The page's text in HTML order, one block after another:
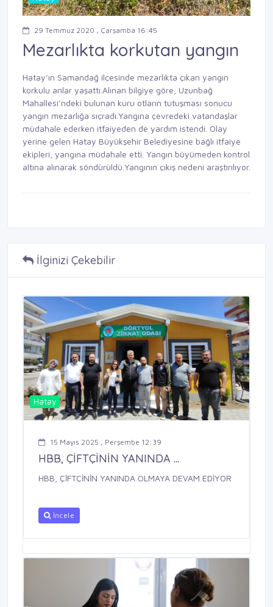
29 Temmuz 2020 , Çarşamba 16:45
Mezarlıkta korkutan yangın
Hatay’ın Samandağ ilçesinde mezarlıkta çıkan yangın
korkulu anlar yaşattı.Alınan bilgiye göre, Uzunbağ
Mahallesi’ndeki bulunan kuru otların tutuşması sonucu
yangın mezarlığa sıçradı.Yangına çevredeki vatandaşlar
müdahale ederken itfaiyeden de yardım istendi. Olay
yerine gelen Hatay Büyükşehir Belediyesine bağlı itfaiye
ekipleri, yangına müdahale etti. Yangın büyümeden kontrol
altına alınarak söndürüldü.Yangının çıkış nedeni araştırılıyor.
İlginizi Çekebilir
Hatay
15 Mayıs 2025 , Perşembe 12:39
HBB, ÇİFTÇİNİN YANINDA ...
HBB, ÇİFTÇİNİN YANINDA OLMAYA DEVAM EDİYOR
İncele